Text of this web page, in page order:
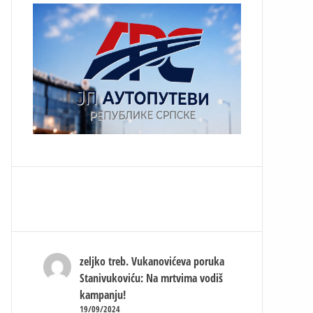
zeljko treb. Vukanovićeva poruka
Stanivukoviću: Na mrtvima vodiš
kampanju!
19/09/2024